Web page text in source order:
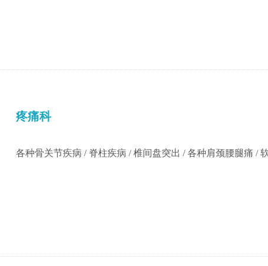
疼痛科
各种骨关节疾病 / 脊柱疾病 / 椎间盘突出 / 各种肩颈腰腿痛 /